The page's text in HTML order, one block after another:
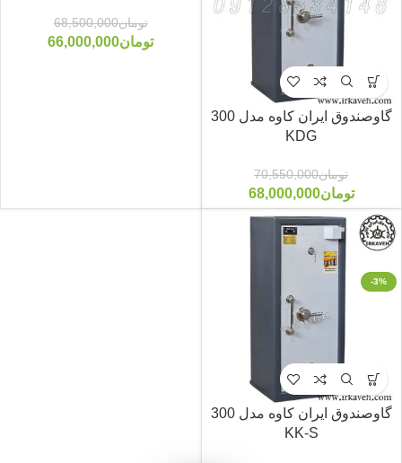
گاوصندوق ایران کاوه مدل 300
KDG
تومان70,550,000
تومان68,000,000
تومان68,500,000
تومان66,000,000
-3%
گاوصندوق ایران کاوه مدل 300
KK-S